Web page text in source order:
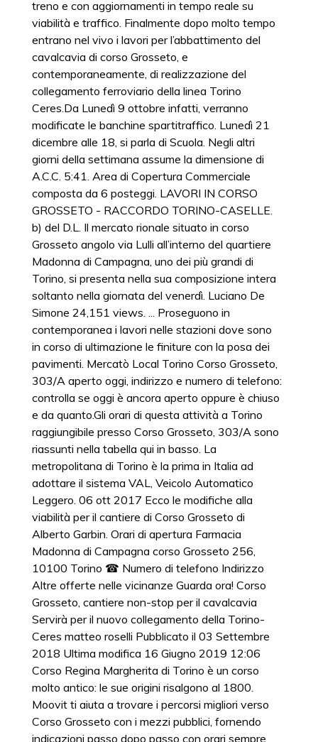
treno e con aggiornamenti in tempo reale su
viabilità e traffico. Finalmente dopo molto tempo
entrano nel vivo i lavori per l’abbattimento del
cavalcavia di corso Grosseto, e
contemporaneamente, di realizzazione del
collegamento ferroviario della linea Torino
Ceres.Da Lunedì 9 ottobre infatti, verranno
modificate le banchine spartitraffico. Lunedì 21
dicembre alle 18, si parla di Scuola. Negli altri
giorni della settimana assume la dimensione di
A.C.C. 5:41. Area di Copertura Commerciale
composta da 6 posteggi. LAVORI IN CORSO
GROSSETO - RACCORDO TORINO-CASELLE.
b) del D.L. Il mercato rionale situato in corso
Grosseto angolo via Lulli all’interno del quartiere
Madonna di Campagna, uno dei più grandi di
Torino, si presenta nella sua composizione intera
soltanto nella giornata del venerdì. Luciano De
Simone 24,151 views. ... Proseguono in
contemporanea i lavori nelle stazioni dove sono
in corso di ultimazione le finiture con la posa dei
pavimenti. Mercatò Local Torino Corso Grosseto,
303/A aperto oggi, indirizzo e numero di telefono:
controlla se oggi è ancora aperto oppure è chiuso
e da quanto.Gli orari di questa attività a Torino
raggiungibile presso Corso Grosseto, 303/A sono
riassunti nella tabella qui in basso. La
metropolitana di Torino è la prima in Italia ad
adottare il sistema VAL, Veicolo Automatico
Leggero. 06 ott 2017 Ecco le modifiche alla
viabilità per il cantiere di Corso Grosseto di
Alberto Garbin. Orari di apertura Farmacia
Madonna di Campagna corso Grosseto 256,
10100 Torino ☎ Numero di telefono Indirizzo
Altre offerte nelle vicinanze Guarda ora! Corso
Grosseto, cantiere non-stop per il cavalcavia
Servirà per il nuovo collegamento della Torino-
Ceres matteo roselli Pubblicato il 03 Settembre
2018 Ultima modifica 16 Giugno 2019 12:06
Corso Regina Margherita di Torino è un corso
molto antico: le sue origini risalgono al 1800.
Moovit ti aiuta a trovare i percorsi migliori verso
Corso Grosseto con i mezzi pubblici, fornendo
indicazioni passo dopo passo con orari sempre